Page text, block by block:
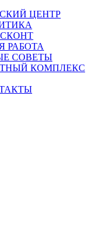
ЦЕНТР
РАБОТА
СОВЕТЫ
КОМПЛЕКС